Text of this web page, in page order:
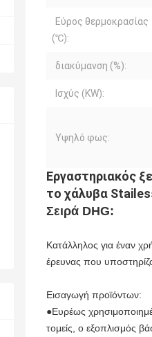
Εύρος θερμοκρασίας
(℃):
διακύμανση (%):
Ισχύς (KW):
Υψηλό φως:
Εργαστηριακός
το χάλυβα
Σειρά DHG:
Κατάλληλος για έναν
έρευνας που
Εισαγωγή προϊόντων:
●Ευρέως
τομείς, ο εξοπλισμός